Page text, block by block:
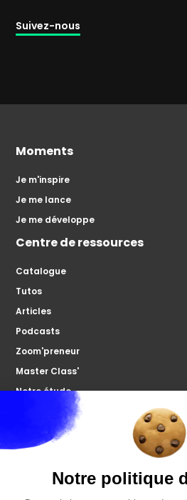
Suivez-nous
Moments
Je m'inspire
Je me lance
Je me développe
Centre de ressources
Catalogue
Tutos
Articles
Podcasts
Zoom'preneur
Master Class'
Notre étude
À propos
Microco
Votre forum